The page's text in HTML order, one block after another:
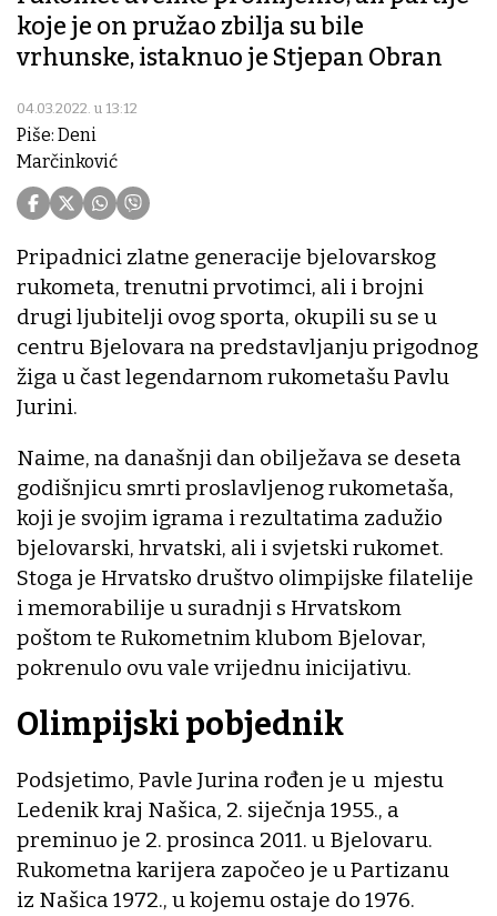
koje je on pružao zbilja su bile
vrhunske, istaknuo je Stjepan Obran
04.03.2022. u 13:12
Piše: Deni
Marčinković
Pripadnici zlatne generacije bjelovarskog
rukometa, trenutni prvotimci, ali i brojni
drugi ljubitelji ovog sporta, okupili su se u
centru Bjelovara na predstavljanju prigodnog
žiga u čast legendarnom rukometašu Pavlu
Jurini.
Naime, na današnji dan obilježava se deseta
godišnjicu smrti proslavljenog rukometaša,
koji je svojim igrama i rezultatima zadužio
bjelovarski, hrvatski, ali i svjetski rukomet.
Stoga je Hrvatsko društvo olimpijske filatelije
i memorabilije u suradnji s Hrvatskom
poštom te Rukometnim klubom Bjelovar,
pokrenulo ovu vale vrijednu inicijativu.
Olimpijski pobjednik
Podsjetimo, Pavle Jurina rođen je u mjestu
Ledenik kraj Našica, 2. siječnja 1955., a
preminuo je 2. prosinca 2011. u Bjelovaru.
Rukometna karijera započeo je u Partizanu
iz Našica 1972., u kojemu ostaje do 1976.